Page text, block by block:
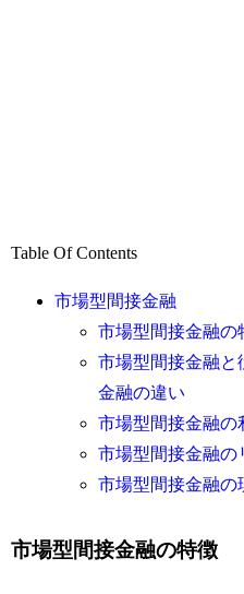
Table Of Contents
市場型間接金融
市場型間接金融の
市場型間接金融と
金融の違い
市場型間接金融の
市場型間接金融の
市場型間接金融の
市場型間接金融の特徴